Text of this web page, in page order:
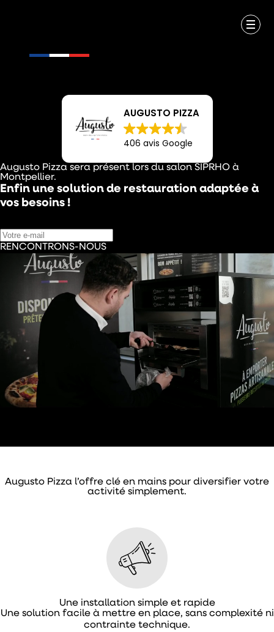
AUGUSTO PIZZA
406 avis Google
Augusto Pizza sera présent lors du salon SIPRHO à
Montpellier.
Enfin une solution de restauration adaptée à
vos besoins !
RENCONTRONS-NOUS
Augusto Pizza l’offre clé en mains pour diversifier votre
activité simplement.
Améliorez votre rentabilité
Une offre pensée pour optimiser vos coûts sans
le goût.